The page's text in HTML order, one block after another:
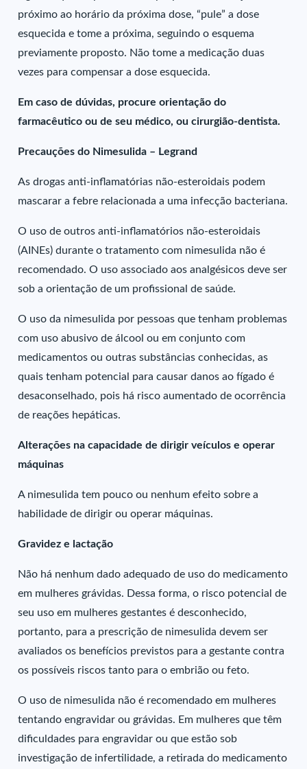
próximo ao horário da próxima dose, “pule” a dose
esquecida e tome a próxima, seguindo o esquema
previamente proposto. Não tome a medicação duas
vezes para compensar a dose esquecida.
Em caso de dúvidas, procure orientação do
farmacêutico ou de seu médico, ou cirurgião-dentista.
Precauções do Nimesulida – Legrand
As drogas anti-inflamatórias não-esteroidais podem
mascarar a febre relacionada a uma infecção bacteriana.
O uso de outros anti-inflamatórios não-esteroidais
(AINEs) durante o tratamento com nimesulida não é
recomendado. O uso associado aos analgésicos deve ser
sob a orientação de um profissional de saúde.
O uso da nimesulida por pessoas que tenham problemas
com uso abusivo de álcool ou em conjunto com
medicamentos ou outras substâncias conhecidas, as
quais tenham potencial para causar danos ao fígado é
desaconselhado, pois há risco aumentado de ocorrência
de reações hepáticas.
Alterações na capacidade de dirigir veículos e operar
máquinas
A nimesulida tem pouco ou nenhum efeito sobre a
habilidade de dirigir ou operar máquinas.
Gravidez e lactação
Não há nenhum dado adequado de uso do medicamento
em mulheres grávidas. Dessa forma, o risco potencial de
seu uso em mulheres gestantes é desconhecido,
portanto, para a prescrição de nimesulida devem ser
avaliados os benefícios previstos para a gestante contra
os possíveis riscos tanto para o embrião ou feto.
O uso de nimesulida não é recomendado em mulheres
tentando engravidar ou grávidas. Em mulheres que têm
dificuldades para engravidar ou que estão sob
investigação de infertilidade, a retirada do medicamento